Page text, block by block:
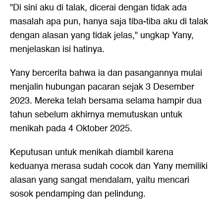
"Di sini aku di talak, dicerai dengan tidak ada
masalah apa pun, hanya saja tiba-tiba aku di talak
dengan alasan yang tidak jelas," ungkap Yany,
menjelaskan isi hatinya.
Yany bercerita bahwa ia dan pasangannya mulai
menjalin hubungan pacaran sejak 3 Desember
2023. Mereka telah bersama selama hampir dua
tahun sebelum akhirnya memutuskan untuk
menikah pada 4 Oktober 2025.
Keputusan untuk menikah diambil karena
keduanya merasa sudah cocok dan Yany memiliki
alasan yang sangat mendalam, yaitu mencari
sosok pendamping dan pelindung.